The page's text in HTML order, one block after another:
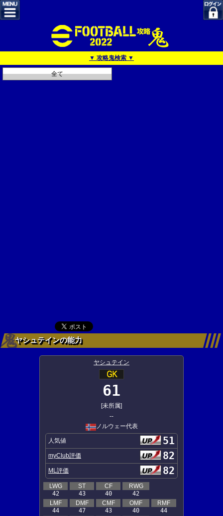
▼ 攻略鬼検索 ▼
全て
ヤシュテインの能力
ヤシュテイン
61
[未所属]
--
ノルウェー代表
人気値 51
myClub評価 82
ML評価 82
LWG
42
ST
43
CF
40
RWG
42
LMF
44
DMF
47
CMF
43
OMF
40
RMF
44